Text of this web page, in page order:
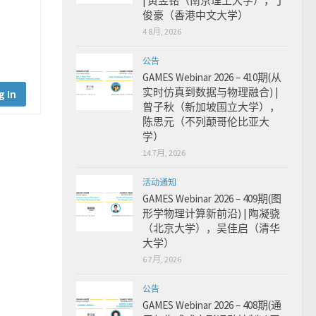
In
俊豪（香港中文大学）
4 8月, 2026
公告
GAMES Webinar 2026 – 410期(从
实时仿真到数据与物理融合) |
曾子秋（新加坡国立大学），
陈思元（不列颠哥伦比亚大
学）
14 7月, 2026
活动通知
GAMES Webinar 2026 – 409期(图
形学物理计算新前沿) | 陶凝骁
（北京大学），吴佳启（清华
大学）
6 7月, 2026
公告
GAMES Webinar 2026 – 408期(通